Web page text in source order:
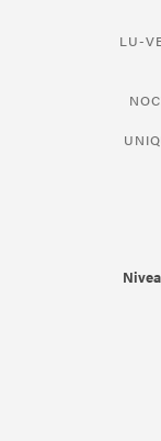
LU-